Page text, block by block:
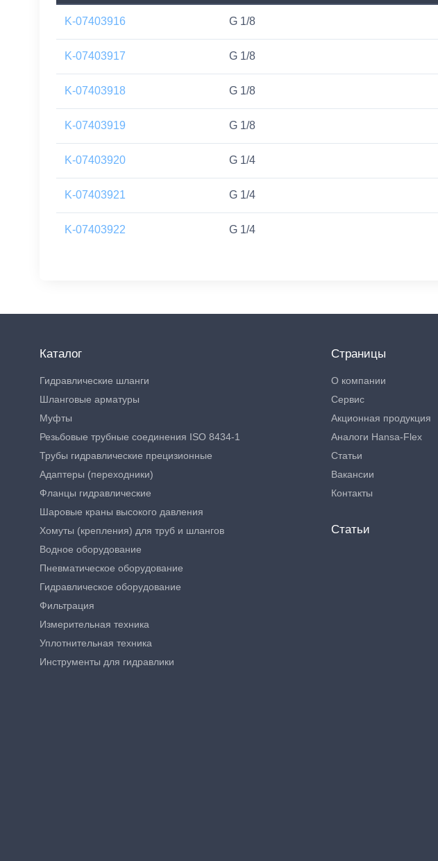
K-07403916 G 1/8
K-07403917 G 1/8
K-07403918 G 1/8
K-07403919 G 1/8
K-07403920 G 1/4
K-07403921 G 1/4
K-07403922 G 1/4
Каталог
Гидравлические шланги
Шланговые арматуры
Муфты
Резьбовые трубные соединения ISO 8434-1
Трубы гидравлические прецизионные
Адаптеры (переходники)
Фланцы гидравлические
Шаровые краны высокого давления
Хомуты (крепления) для труб и шлангов
Водное оборудование
Пневматическое оборудование
Гидравлическое оборудование
Фильтрация
Измерительная техника
Уплотнительная техника
Инструменты для гидравлики
Страницы
О компании
Сервис
Акционная продукция
Аналоги Hansa-Flex
Статьи
Вакансии
Контакты
Статьи